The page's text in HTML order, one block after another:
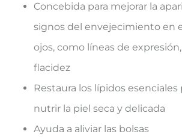
Concebida para mejorar la
signos del envejecimiento en
ojos, como líneas de
flacidez
Restaura los lípidos esenciales
nutrir la piel seca y delicada
Ayuda a aliviar las bolsas